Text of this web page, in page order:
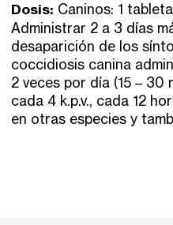
Dosis: Caninos: 1
Administrar 2 a 3 días
desaparición de los
coccidiosis canina
2 veces por día (15 – 30
cada 4 k.p.v., cada 12
en otras especies y